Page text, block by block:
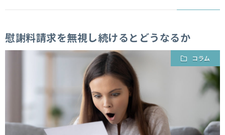
慰謝料請求を無視し続けるとどうなるか
コラム